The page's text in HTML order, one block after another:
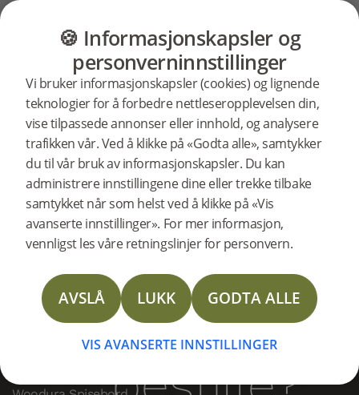
GULV MØBLER PRODUKTER
🍪 Informasjonskapsler og
personverninnstillinger
Vi bruker informasjonskapsler (cookies) og lignende
teknologier for å forbedre nettleseropplevelsen din,
vise tilpassede annonser eller innhold, og analysere
trafikken vår. Ved å klikke på «Godta alle», samtykker
du til vår bruk av informasjonskapsler. Du kan
administrere innstillingene dine eller trekke tilbake
samtykket når som helst ved å klikke på «Vis
avanserte innstillinger». For mer informasjon,
vennligst les våre retningslinjer for personvern.
AVSLÅ LUKK GODTA ALLE
VIS AVANSERTE INNSTILLINGER
Hvor
mye
ekstra
gulv
bør
jeg
Hvor mye ekstra gulv
bør jeg bestille?
For Woodura Planks bør du beregne rundt
5–10 % ekstra. For Woodura Fiskeben bør
du beregne minst 20 % ekstra, spesielt hvis
du skal montere med frise eller ramme.
PRODUKTER
Woodura Planks
Woodura Fiskeben
Vinyl Planks